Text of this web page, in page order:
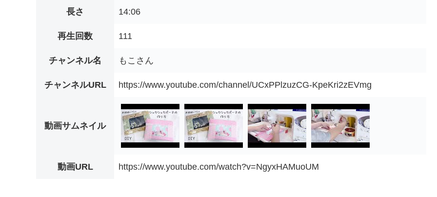
長さ 14:06
再生回数 111
チャンネル名 もこさん
チャンネルURL https://www.youtube.com/channel/UCxPPlzuzCG-KpeKri2zEVmg
動画サムネイル
動画URL https://www.youtube.com/watch?v=NgyxHAMuoUM